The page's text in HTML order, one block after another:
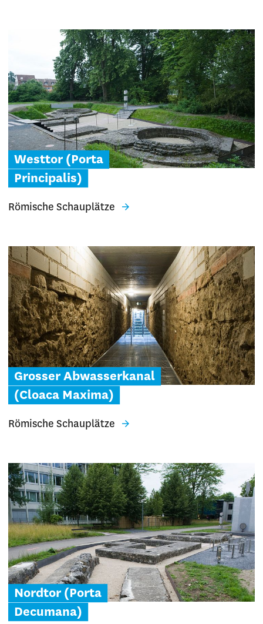
Westtor (Porta
Principalis)
Römische Schauplätze
Grosser Abwasserkanal
(Cloaca Maxima)
Römische Schauplätze
Nordtor (Porta
Decumana)